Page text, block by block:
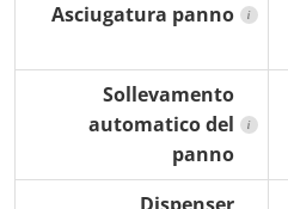
Asciugatura panno i
Sollevamento
automatico del
panno
i